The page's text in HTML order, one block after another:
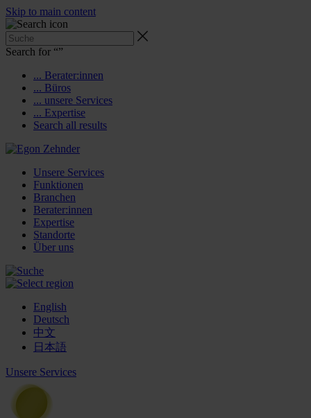
Skip to main content
Search for “”
... Berater:innen
... Büros
... unsere Services
... Expertise
Search all results
Unsere Services
Funktionen
Branchen
Berater:innen
Expertise
Standorte
Über uns
English
Deutsch
中文
日本語
Unsere Services